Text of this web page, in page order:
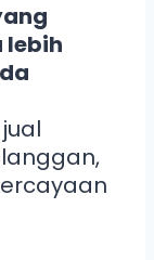
lebih